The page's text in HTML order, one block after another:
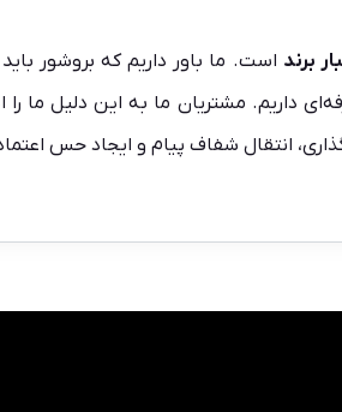
برند است. ما باور داریم که بروشور
داریم. مشتریان ما به این دلیل ما
انتقال شفاف پیام و ایجاد حس